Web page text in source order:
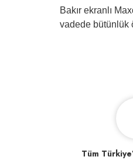
Bakır ekranlı
vadede bütünlük
Tüm